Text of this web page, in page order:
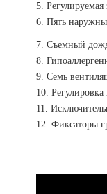
5. Регулируемая
6. Пять
7. Съемный
8.
9. Семь
10.
11.
12. Фиксаторы